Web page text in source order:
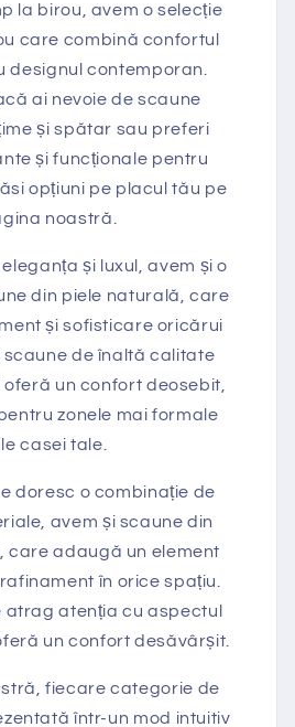
la birou, avem o selecție
care combină confortul
designul contemporan.
ai nevoie de scaune
și spătar sau preferi
și funcționale pentru
opțiuni pe placul tău pe
noastră.
și luxul, avem și o
din piele naturală, care
și sofisticare oricărui
scaune de înaltă calitate
un confort deosebit,
zonele mai formale
casei tale.
doresc o combinație de
avem și scaune din
care adaugă un element
în orice spațiu.
atrag atenția cu aspectul
un confort desăvârșit.
fiecare categorie de
într-un mod intuitiv